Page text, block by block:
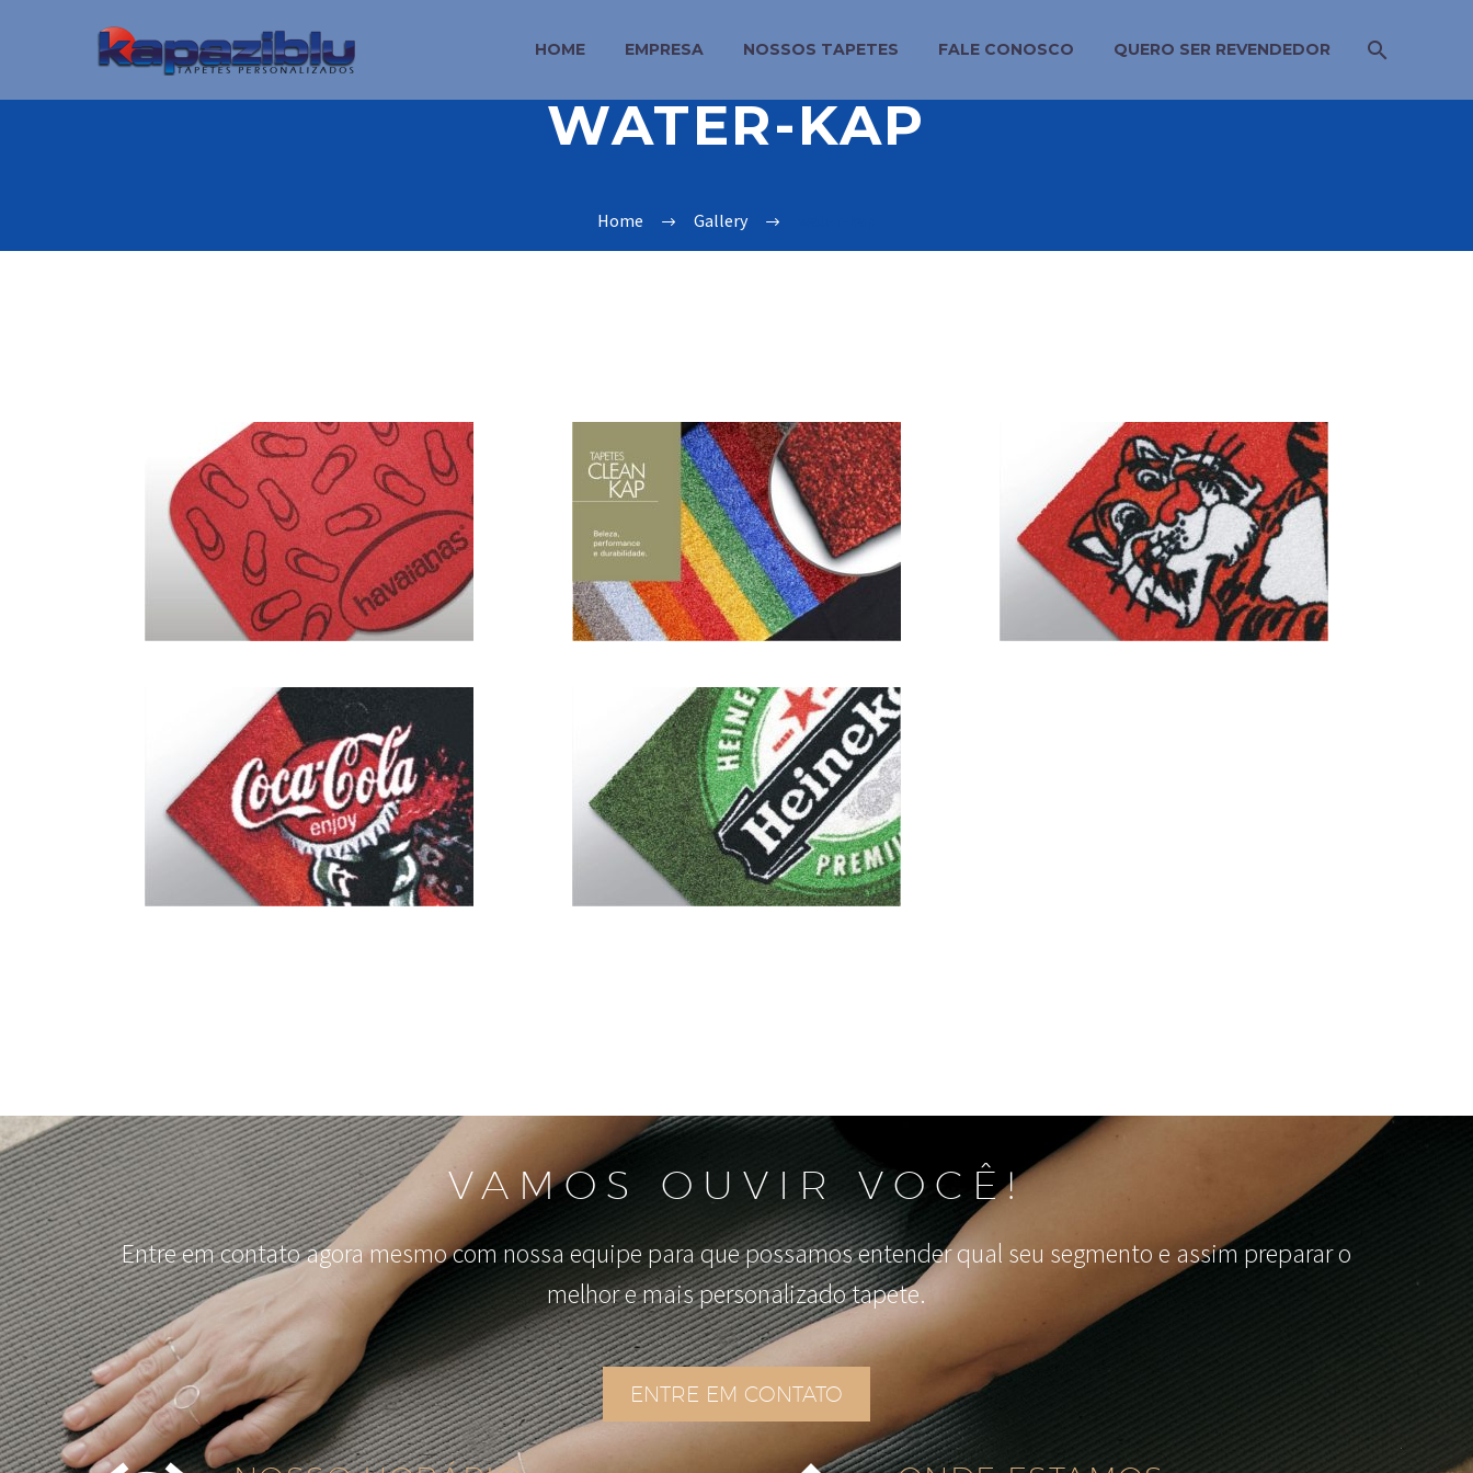
HOME EMPRESA NOSSOS TAPETES FALE CONOSCO QUERO SER REVENDEDOR
WATER-KAP
Home Gallery
VAMOS OUVIR VOCÊ!
Entre em contato agora mesmo com nossa equipe para que possamos entender qual seu segmento e assim preparar o
melhor e mais personalizado tapete.
ENTRE EM CONTATO